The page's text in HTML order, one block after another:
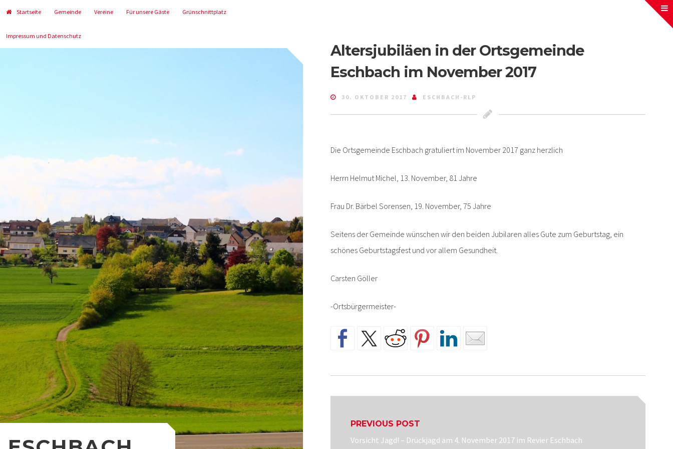
Startseite Gemeinde Vereine Für unsere Gäste Grünschnittplatz
Impressum und Datenschutz
Altersjubiläen in der Ortsgemeinde
Eschbach im November 2017
30. OKTOBER 2017 ESCHBACH-RLP
Die Ortsgemeinde Eschbach gratuliert im November 2017 ganz herzlich
Herrn Helmut Michel, 13. November, 81 Jahre
Frau Dr. Bärbel Sorensen, 19. November, 75 Jahre
Seitens der Gemeinde wünschen wir den beiden Jubilaren alles Gute zum Geburtstag, ein
schönes Geburtstagsfest und vor allem Gesundheit.
Carsten Göller
-Ortsbürgermeister-
PREVIOUS POST
Previous
Vorsicht Jagd! – Drückjagd am 4. November 2017 im Revier Eschbach